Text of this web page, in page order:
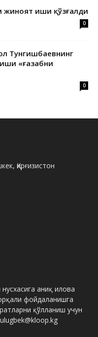
жиноят иши қўзғалди
0
Тунгишбаевнинг
«ғазабни
0
Қирғизистон
аниқ илова
фойдаланишга
қўлланиш учун